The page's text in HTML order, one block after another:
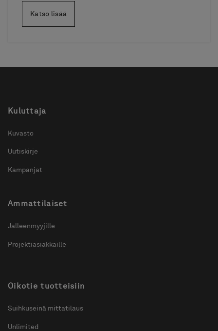
Katso lisää
Kuluttaja
Kuvasto
Uutiskirje
Kampanjat
Ammattilaiset
Jälleenmyyjille
Projektiasiakkaille
Oikotie tuotteisiin
Suihkuseinä mittatilaus
Unlimited